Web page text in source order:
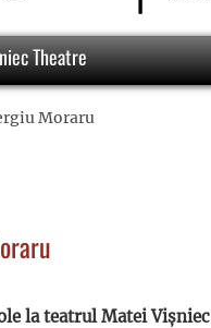
Theatre
Moraru
la teatrul Matei Vișniec